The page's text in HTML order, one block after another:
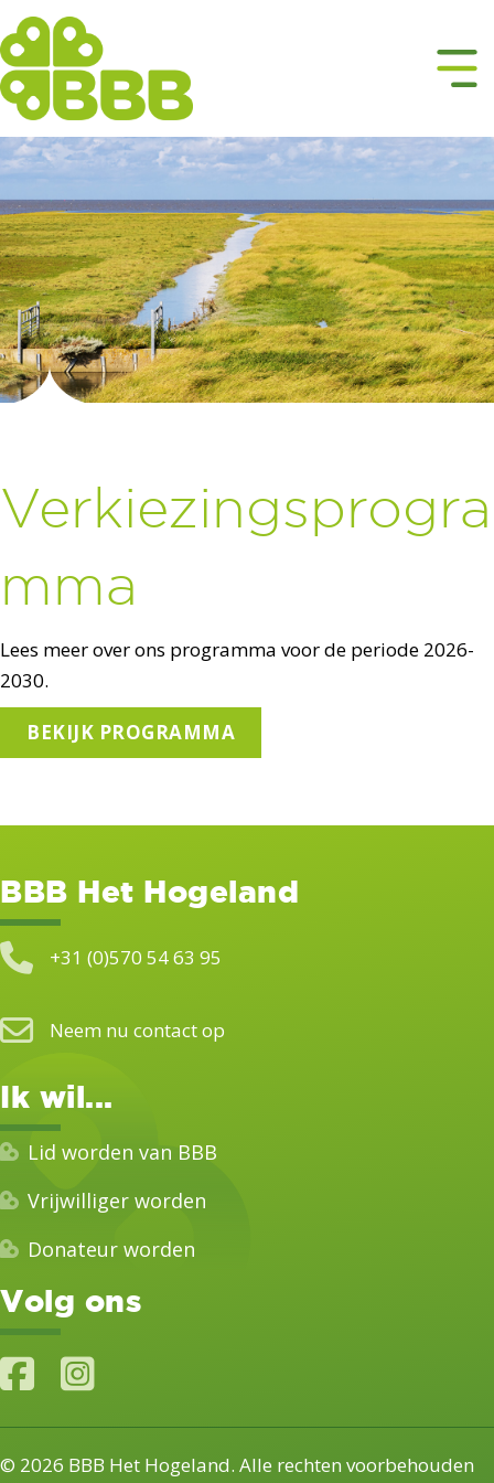
Verkiezingsprogra
mma
Lees meer over ons programma voor de periode 2026-
2030.
BEKIJK PROGRAMMA
BBB Het Hogeland
+31 (0)570 54 63 95
Neem nu contact op
Ik wil...
Lid worden van BBB
Vrijwilliger worden
Donateur worden
Volg ons
© 2026 BBB Het Hogeland. Alle rechten voorbehouden